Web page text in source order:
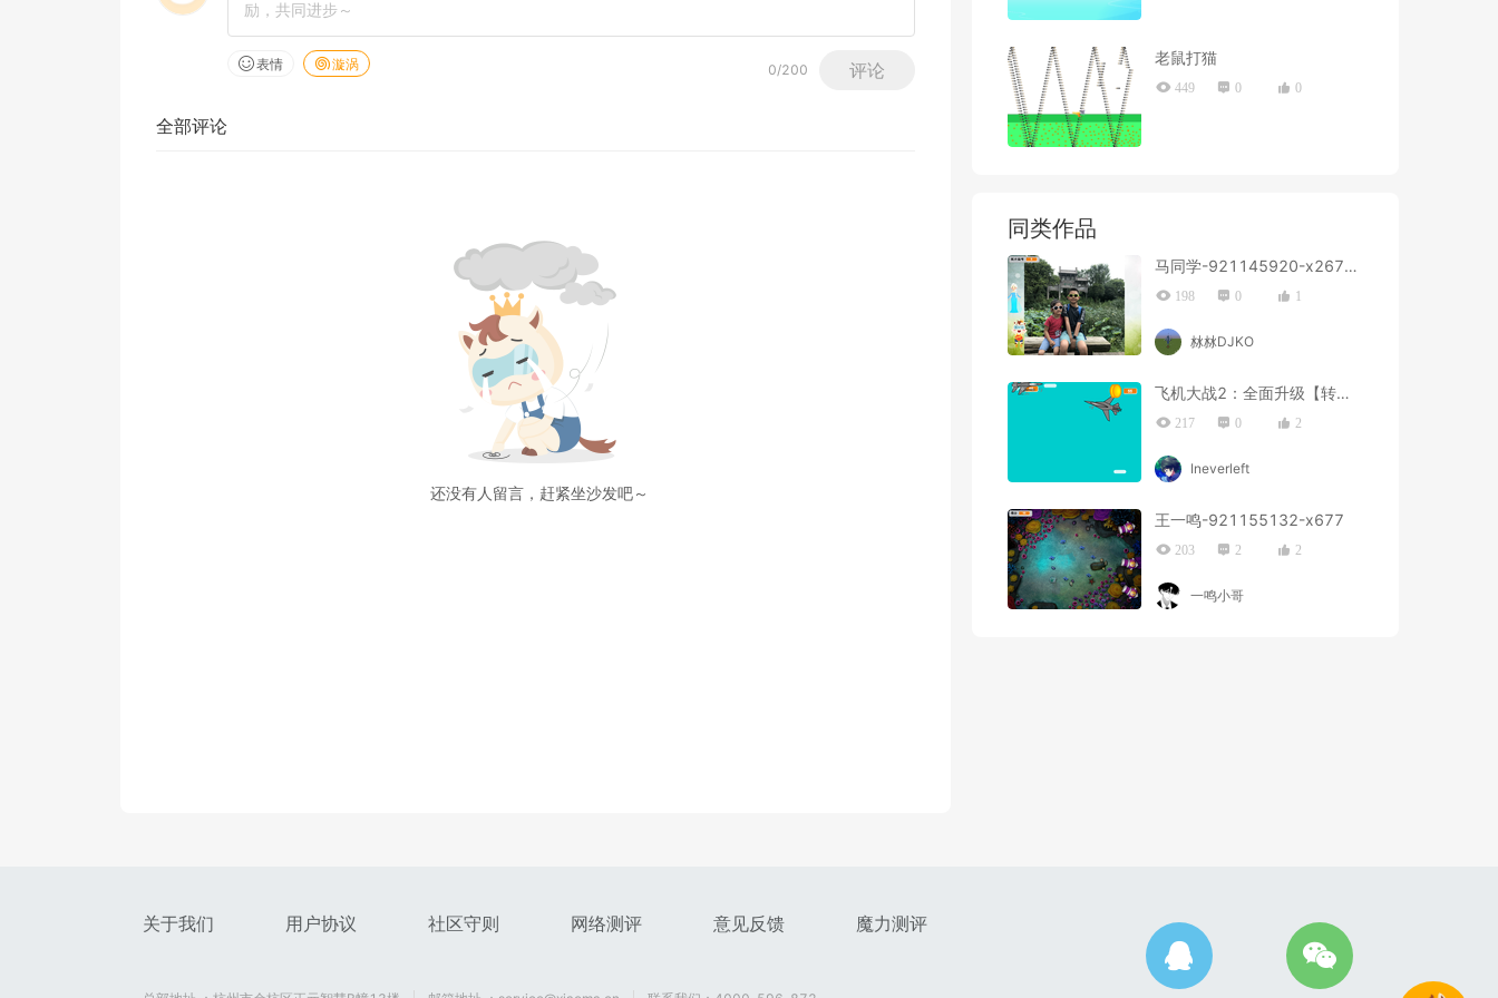
表情 漩涡 0/200 评论
全部评论
还没有人留言，赶紧坐沙发吧～
老鼠打猫
449 0 0
同类作品
马同学-921145920-x267new
198 0 1
沝沝DJKO
飞机大战2：全面升级【转载自战争工作室蒋家程】
217 0 2
Ineverleft
王一鸣-921155132-x677
203 2 2
一鸣小哥
关于我们 用户协议 社区守则 网络测评 意见反馈 魔力测评